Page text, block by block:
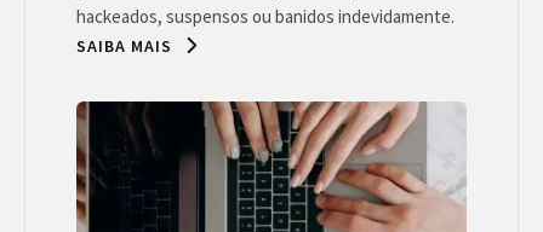
hackeados, suspensos ou banidos indevidamente.
SAIBA MAIS